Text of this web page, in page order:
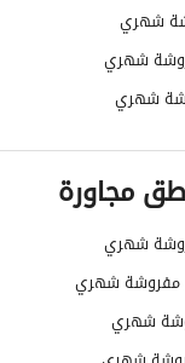
-
10659582072
-
-
منصة مرخصة
-
شهري
شهري
شهري
مجاورة
شهري
مفروشة شهري
شهري